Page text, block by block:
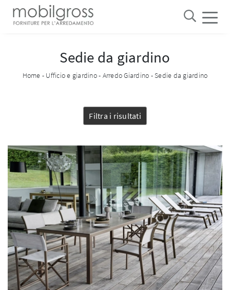
Sedie da giardino
Home - Ufficio e giardino- Arredo Giardino -Sedie da giardino
Filtra i risultati